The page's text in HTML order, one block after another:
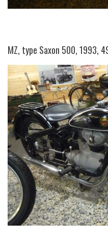
MZ, type Saxon 500, 1993,